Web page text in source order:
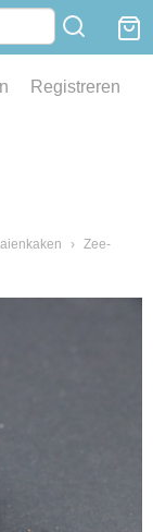
Registreren
› Zee-